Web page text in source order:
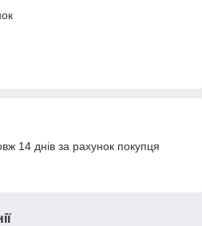
14 днів за рахунок покупця